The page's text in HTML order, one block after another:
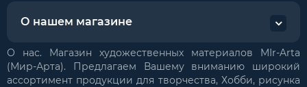
О нашем магазине
О нас. Магазин художественных материалов MIr-Arta
(Мир-Арта). Предлагаем Вашему вниманию широкий
ассортимент продукции для творчества, Хобби, рисунка